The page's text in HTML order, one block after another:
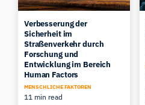
Verbesserung der
Sicherheit im
Straßenverkehr durch
Forschung und
Entwicklung im Bereich
Human Factors
MENSCHLICHE FAKTOREN
11 min read